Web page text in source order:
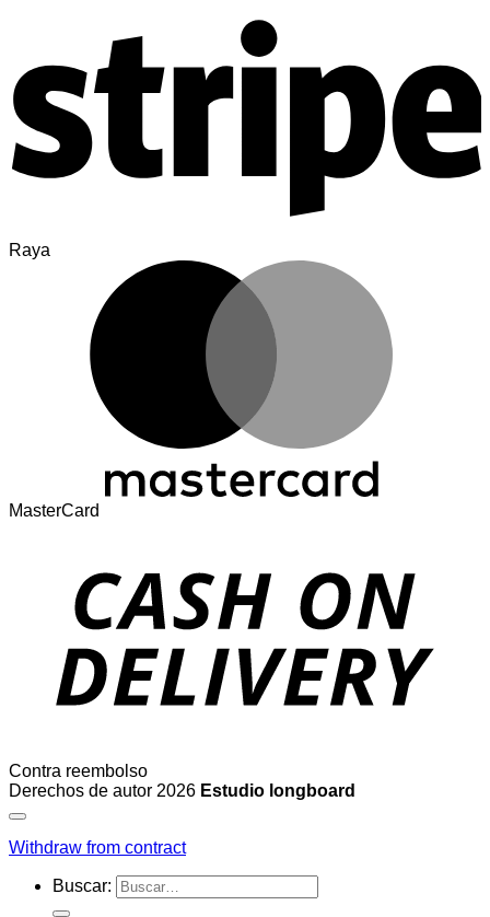
Raya
MasterCard
Contra reembolso
Derechos de autor 2026 Estudio longboard
Withdraw from contract
Buscar: